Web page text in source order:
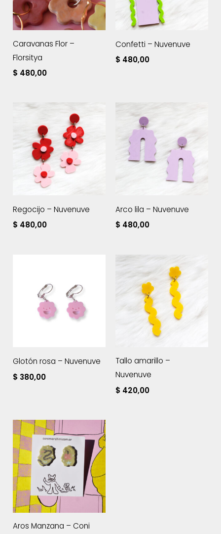
Caravanas Flor –
Florsitya
$ 480,00
Confetti – Nuvenuve
$ 480,00
Regocijo – Nuvenuve
$ 480,00
Arco lila – Nuvenuve
$ 480,00
Glotón rosa – Nuvenuve
$ 380,00
Tallo amarillo –
Nuvenuve
$ 420,00
Aros Manzana – Coni